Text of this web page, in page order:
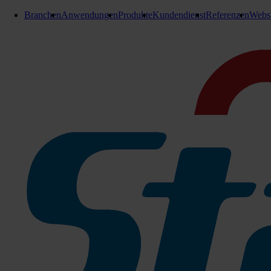
BranchenAnwendungenProdukteKundendienstReferenzen
E-Teile Bodenreinigungsmaschinen
Reinwasserfilter Mira 40
Reinwasserfilter
passend für:
Stangl Mira 40
Zu den Produktinfos